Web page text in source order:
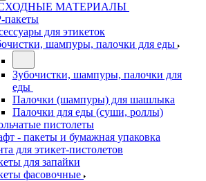
МАТЕРИАЛЫ
пакеты
для этикеток
шампуры, палочки для еды
Зубочистки, шампуры, палочки для
еды
Палочки (шампуры) для шашлыка
Палочки для еды (суши, роллы)
пистолеты
- пакеты и бумажная упаковка
для этикет-пистолетов
для запайки
фасовочные